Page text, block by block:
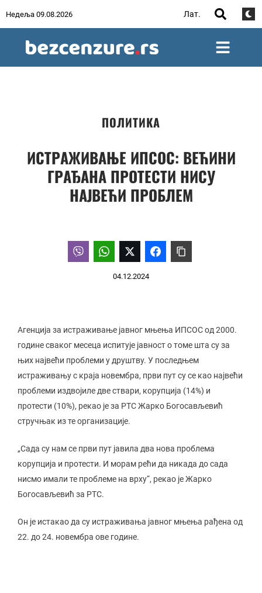
Недеља 09.08.2026 Лат.
ПОЛИТИКА
ИСТРАЖИВАЊЕ ИПСОС: ВЕЋИНИ
ГРАЂАНА ПРОТЕСТИ НИСУ
НАЈВЕЋИ ПРОБЛЕМ
04.12.2024
Агенција за истраживање јавног мњења ИПСОС од 2000.
године сваког месеца испитује јавност о томе шта су за
њих највећи проблеми у друштву. У последњем
истраживању с краја новембра, први пут су се као највећи
проблеми издвојиле две ствари, корупција (14%) и
протести (10%), рекао је за РТС Жарко Богосављевић
стручњак из те организације.
„Сада су нам се први пут јавила два нова проблема
корупција и протести. И морам рећи да никада до сада
нисмо имали те проблеме на врху“, рекао је Жарко
Богосављевић за РТС.
Он је истакао да су истраживања јавног мњења рађена од
22. до 24. новембра ове године.